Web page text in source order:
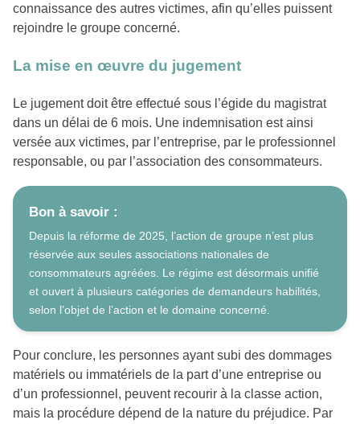
connaissance des autres victimes, afin qu’elles puissent
rejoindre le groupe concerné.
La mise en œuvre du jugement
Le jugement doit être effectué sous l’égide du magistrat
dans un délai de 6 mois. Une indemnisation est ainsi
versée aux victimes, par l’entreprise, par le professionnel
responsable, ou par l’association des consommateurs.
Bon à savoir :
Depuis la réforme de 2025, l’action de groupe n’est plus
réservée aux seules associations nationales de
consommateurs agréées. Le régime est désormais unifié
et ouvert à plusieurs catégories de demandeurs habilités,
selon l’objet de l’action et le domaine concerné.
Pour conclure, les personnes ayant subi des dommages
matériels ou immatériels de la part d’une entreprise ou
d’un professionnel, peuvent recourir à la classe action,
mais la procédure dépend de la nature du préjudice. Par